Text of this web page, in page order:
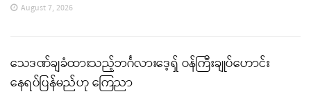
August 7, 2026
သေဒဏ်ချခံထားသည့်ဘင်္ဂလားဒေ့ရှ် ဝန်ကြီးချုပ်ဟောင်း
နေရပ်ပြန်မည်ဟု ကြေညာ